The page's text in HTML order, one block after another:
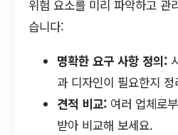
위험 요소를 미리 파악하고 관
습니다:
명확한 요구 사항 정의:
과 디자인이 필요한지 정
견적 비교: 여러 업체로
받아 비교해 보세요.